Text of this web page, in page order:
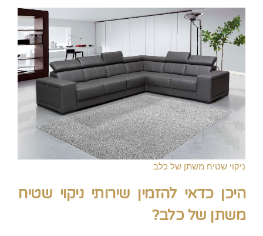
ניקוי שטיח משתן של כלב
היכן כדאי להזמין שירותי ניקוי שטיח
משתן של כלב?